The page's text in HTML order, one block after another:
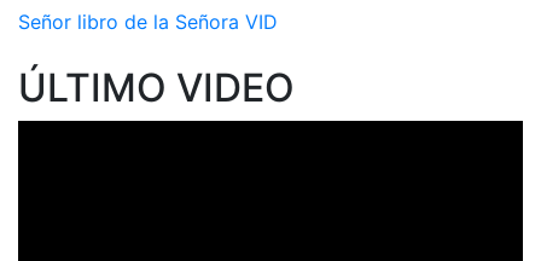
Señor libro de la Señora VID
ÚLTIMO VIDEO